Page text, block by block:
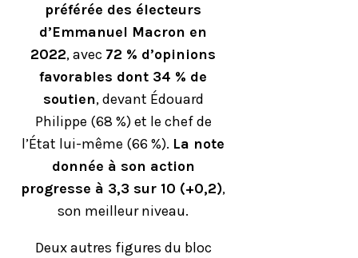
préférée des électeurs
d’Emmanuel Macron en
2022, avec 72 % d’opinions
favorables dont 34 % de
soutien, devant Édouard
Philippe (68 %) et le chef de
l’État lui-même (66 %). La note
donnée à son action
progresse à 3,3 sur 10 (+0,2),
son meilleur niveau.
Deux autres figures du bloc